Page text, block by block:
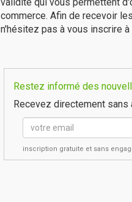
commerce. Afin de recevoir
n'hésitez pas à vous inscrire
Restez informé des
Recevez directement
inscription gratuite et sans